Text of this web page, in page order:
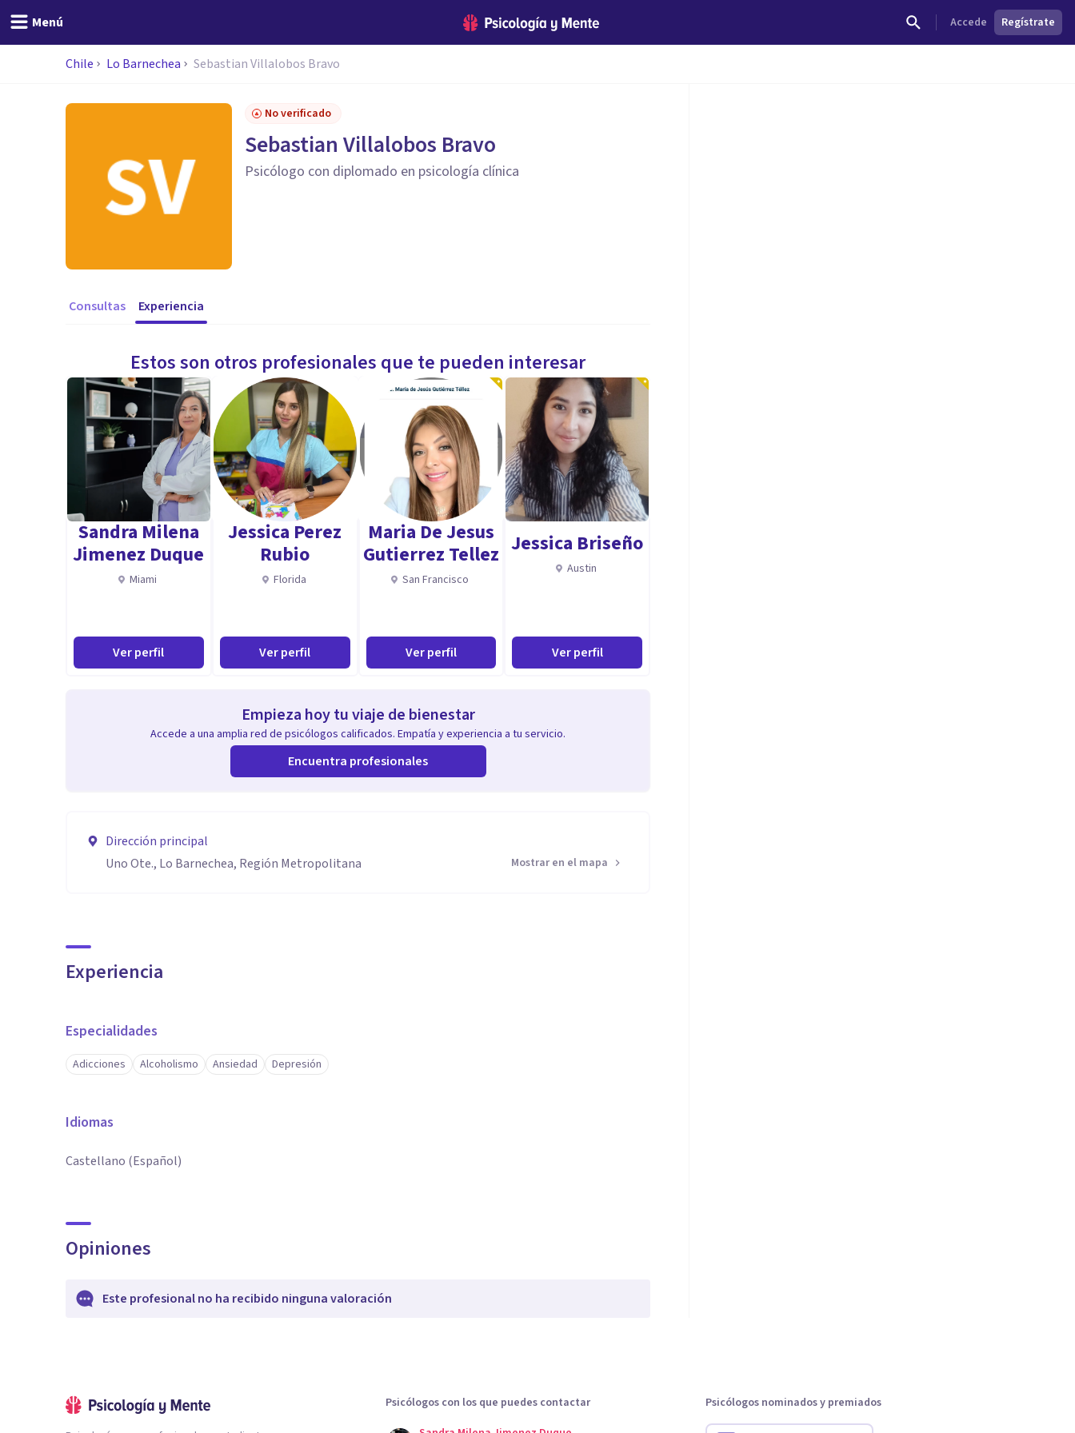
Menú Accede Regístrate
Chile Lo Barnechea Sebastian Villalobos Bravo
No verificado
Sebastian Villalobos Bravo
Psicólogo con diplomado en psicología clínica
Consultas Experiencia
Estos son otros profesionales que te pueden interesar
Sandra Milena
Jimenez Duque
Miami
Ver perfil
Jessica Perez
Rubio
Florida
Ver perfil
Maria De Jesus
Gutierrez Tellez
San Francisco
Ver perfil
Jessica Briseño
Austin
Ver perfil
Empieza hoy tu viaje de bienestar
Accede a una amplia red de psicólogos calificados. Empatía y experiencia a tu servicio.
Encuentra profesionales
Dirección principal
Uno Ote., Lo Barnechea, Región Metropolitana
Mostrar en el mapa
Experiencia
Especialidades
Adicciones Alcoholismo Ansiedad Depresión
Idiomas
Castellano (Español)
Opiniones
Este profesional no ha recibido ninguna valoración
Psicólogos con los que puedes contactar
Psicólogos nominados y premiados